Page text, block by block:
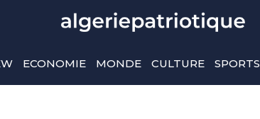
ECONOMIE MONDE CULTURE SPORTS